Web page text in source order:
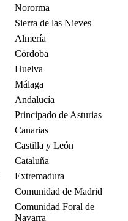
Nororma
Sierra de las Nieves
Almería
Córdoba
Huelva
Málaga
Andalucía
Principado de Asturias
Canarias
Castilla y León
Cataluña
Extremadura
Comunidad de Madrid
Comunidad Foral de
Navarra